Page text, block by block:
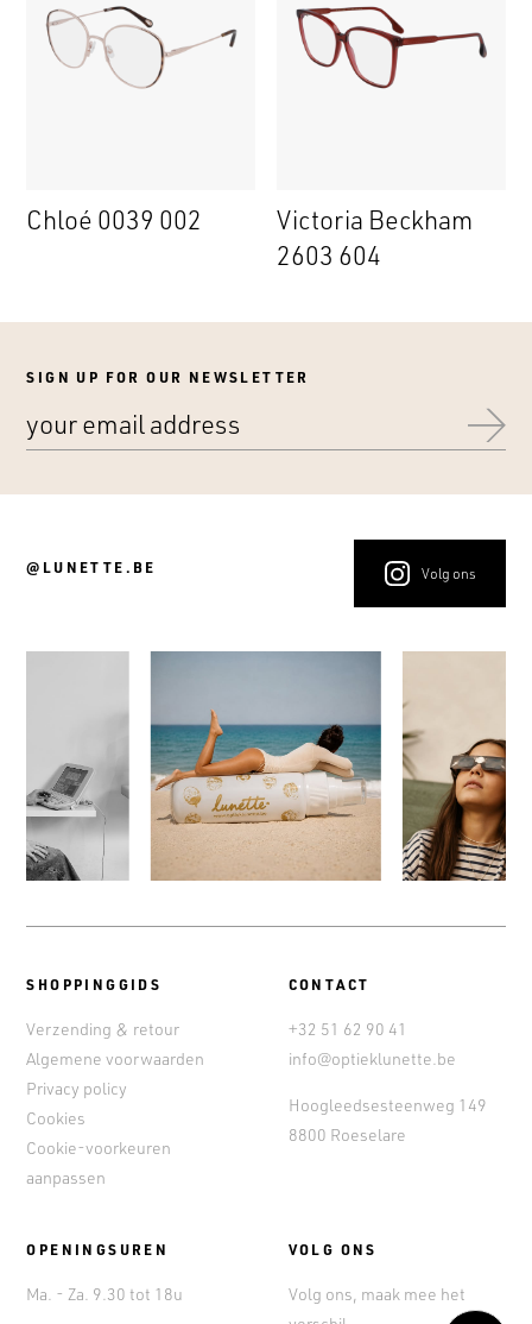
Chloé 0039 002
Victoria Beckham
2603 604
SIGN UP FOR OUR NEWSLETTER
@LUNETTE.BE Volg ons
SHOPPINGGIDS
Verzending & retour
Algemene voorwaarden
Privacy policy
Cookies
Cookie-voorkeuren
aanpassen
CONTACT
+32 51 62 90 41
info@optieklunette.be
Hoogleedsesteenweg 149
8800 Roeselare
OPENINGSUREN
Ma. - Za. 9.30 tot 18u
VOLG ONS
Volg ons, maak mee het